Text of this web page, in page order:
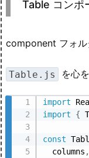
Table コンポ
component フォル
Table.js を心
import
import
{
const
  columns
,